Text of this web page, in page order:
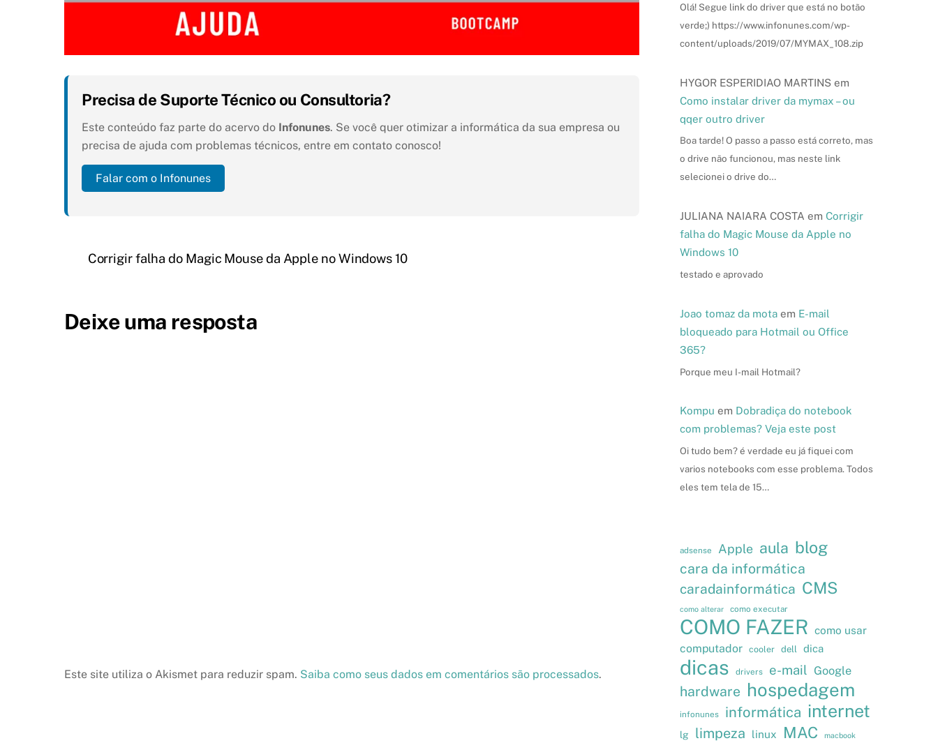
Precisa de Suporte Técnico ou Consultoria?
Este conteúdo faz parte do acervo do Infonunes. Se você quer otimizar a informática da sua empresa ou
precisa de ajuda com problemas técnicos, entre em contato conosco!
Falar com o Infonunes
Corrigir falha do Magic Mouse da Apple no Windows 10
Deixe uma resposta
Este site utiliza o Akismet para reduzir spam. Saiba como seus dados em comentários são processados.
Olá! Segue link do driver que está no botão
verde;) https://www.infonunes.com/wp-
content/uploads/2019/07/MYMAX_108.zip
HYGOR ESPERIDIAO MARTINSem
Como instalar driver da mymax – ou
qqer outro driver
Boa tarde! O passo a passo está correto, mas
o drive não funcionou, mas neste link
selecionei o drive do…
JULIANA NAIARA COSTA em Corrigir
falha do Magic Mouse da Apple no
Windows 10
testado e aprovado
Joao tomaz da motaem E-mail
bloqueado para Hotmail ou Office
365?
Porque meu I-mail Hotmail?
Kompu em Dobradiça do notebook
com problemas? Veja este post
Oi tudo bem? é verdade eu já fiquei com
varios notebooks com esse problema. Todos
eles tem tela de 15…
adsense Apple aula blog
cara da informática
caradainformática CMS
como alterar como executar
COMO FAZER como usar
computador cooler dell dica
dicas drivers e-mail Google
hardware hospedagem
infonunes informática internet
lg limpeza linux MAC macbook